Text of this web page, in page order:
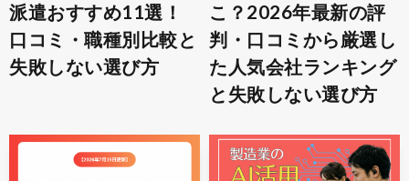
派遣おすすめ11選！
口コミ・職種別比較と
失敗しない選び方
こ？2026年最新の評
判・口コミから厳選し
た人気会社ランキング
と失敗しない選び方